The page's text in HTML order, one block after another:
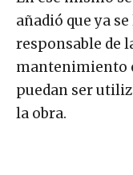
añadió que ya
responsable de
mantenimiento
puedan ser
la obra.